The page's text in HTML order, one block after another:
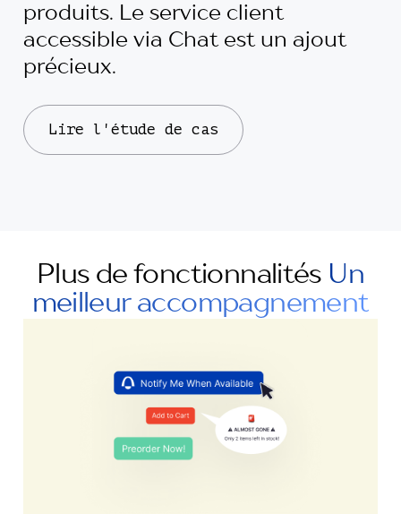
produits. Le service client
accessible via Chat est un ajout
précieux.
Lire l'étude de cas
Plus de fonctionnalités Un
meilleur accompagnement